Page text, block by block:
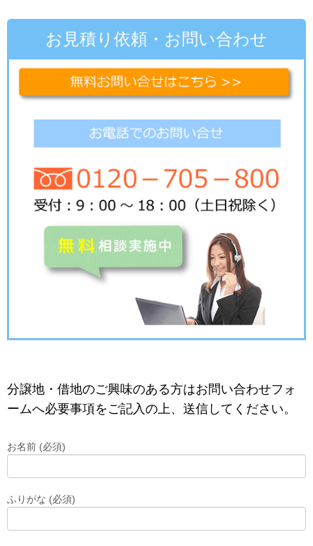
お見積り依頼・お問い合わせ
分譲地・借地のご興味のある方はお問い合わせフォ
ームへ必要事項をご記入の上、送信してください。
お名前 (必須)
ふりがな (必須)